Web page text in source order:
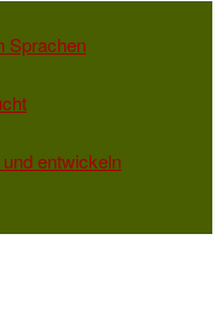
Sprachen
entwickeln